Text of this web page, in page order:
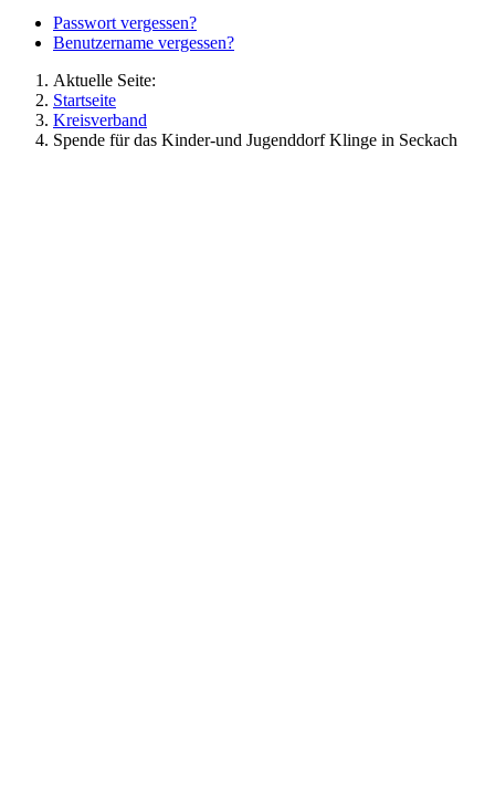
Passwort vergessen?
Benutzername vergessen?
Aktuelle Seite:
Startseite
Kreisverband
Spende für das Kinder-und Jugenddorf Klinge in Seckach